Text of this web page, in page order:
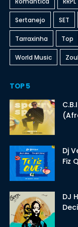
Sertanejo SET
Tarraxinha Top
World Music
TOP 5
Dj
Fiz
DJ